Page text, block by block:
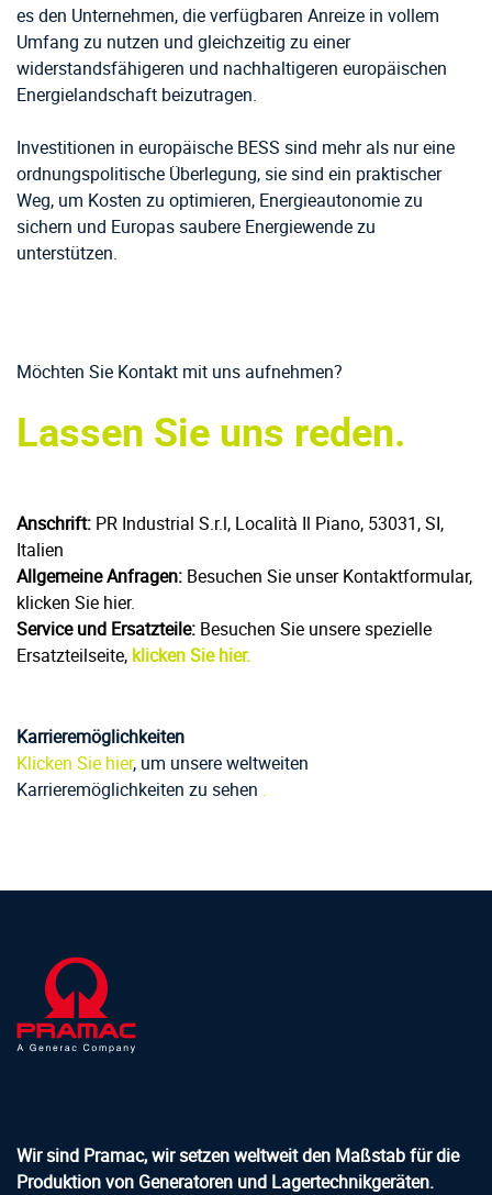
es den Unternehmen, die verfügbaren Anreize in vollem
Umfang zu nutzen und gleichzeitig zu einer
widerstandsfähigeren und nachhaltigeren europäischen
Energielandschaft beizutragen.
Investitionen in europäische BESS sind mehr als nur eine
ordnungspolitische Überlegung, sie sind ein praktischer
Weg, um Kosten zu optimieren, Energieautonomie zu
sichern und Europas saubere Energiewende zu
unterstützen.
Möchten Sie Kontakt mit uns aufnehmen?
Lassen Sie uns reden.
Anschrift: PR Industrial S.r.l, Località Il Piano, 53031, SI,
Italien
Allgemeine Anfragen: Besuchen Sie unser Kontaktformular,
klicken Sie hier.
Service und Ersatzteile: Besuchen Sie unsere spezielle
Ersatzteilseite, klicken Sie hier.
Karrieremöglichkeiten
Klicken Sie hier, um unsere weltweiten
Karrieremöglichkeiten zu sehen .
Wir sind Pramac, wir setzen weltweit den Maßstab für die
Produktion von Generatoren und Lagertechnikgeräten.